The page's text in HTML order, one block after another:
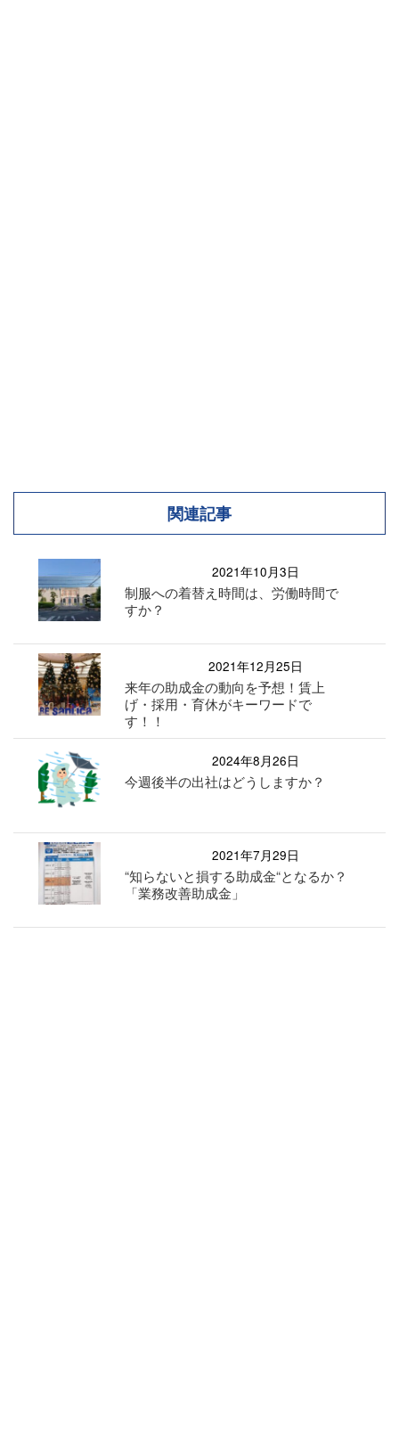
関連記事
2021年10月3日
制服への着替え時間は、労働時間で
すか？
2021年12月25日
来年の助成金の動向を予想！賃上
げ・採用・育休がキーワードで
す！！
2024年8月26日
今週後半の出社はどうしますか？
2021年7月29日
“知らないと損する助成金“となるか？
「業務改善助成金」